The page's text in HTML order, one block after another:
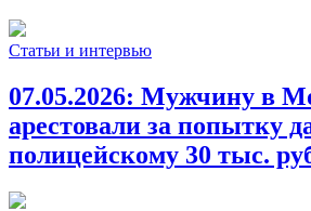
Статьи и интервью
07.05.2026: Мужчину в
арестовали за попытку
полицейскому 30 тыс.